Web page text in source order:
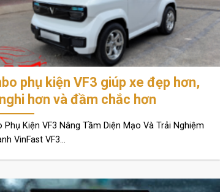
phụ kiện VF3 giúp xe đẹp hơn,
hơn và đầm chắc hơn
Phụ Kiện VF3 Nâng Tầm Diện Mạo Và Trải Nghiệm
VinFast VF3...